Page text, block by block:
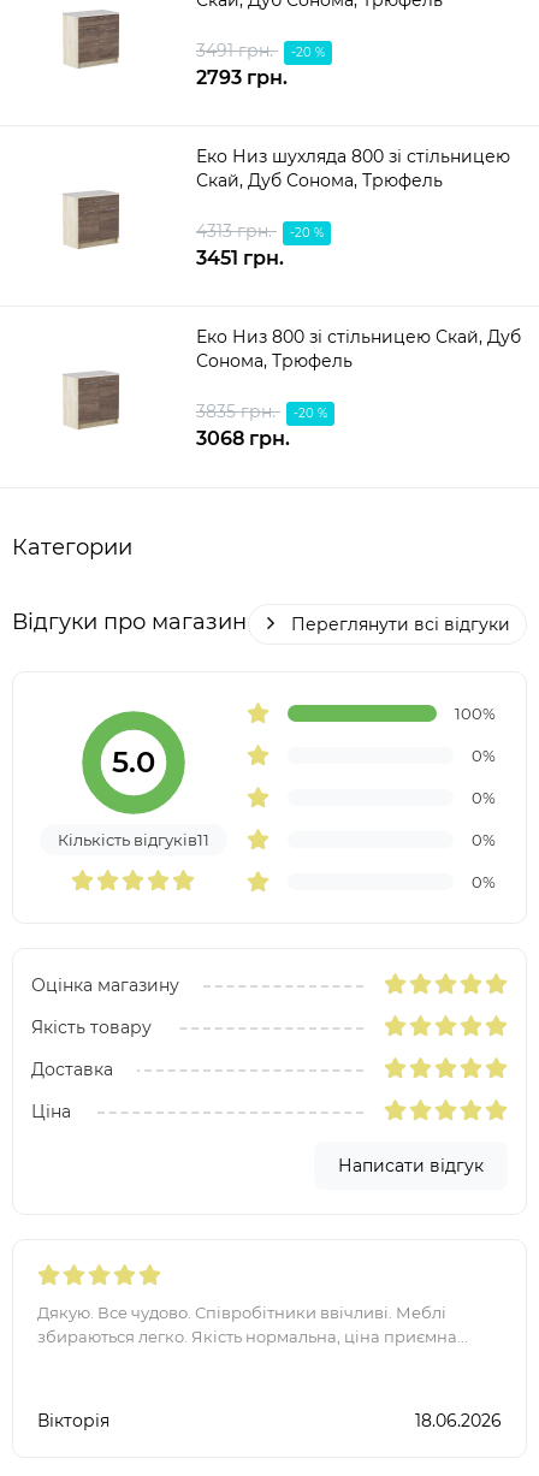
3491 грн. -20 %
2793 грн.
Еко Низ шухляда 800 зі стільницею
Скай, Дуб Сонома, Трюфель
4313 грн. -20 %
3451 грн.
Еко Низ 800 зі стільницею Скай, Дуб
Сонома, Трюфель
3835 грн. -20 %
3068 грн.
Категории
Відгуки про магазин Переглянути всі відгуки
5.0
Кількість відгуків11
100%
0%
0%
0%
0%
Оцінка магазину
Якість товару
Доставка
Ціна
Написати відгук
Дякую. Все чудово. Співробітники ввічливі. Меблі
збираються легко. Якість нормальна, ціна приємна...
Вікторія 18.06.2026